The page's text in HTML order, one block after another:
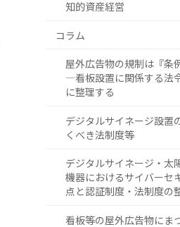
知的資産経営
コラム
屋外広告物の規制は『条
―看板設置に関係する法
に整理する
デジタルサイネージ設置
くべき法制度等
デジタルサイネージ・太
機器におけるサイバーセ
点と認証制度・法制度の
看板等の屋外広告物にま